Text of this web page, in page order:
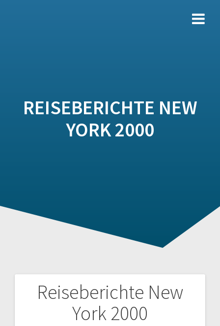
REISEBERICHTE NEW
YORK 2000
Reiseberichte New
York 2000
Beitragsnavigation